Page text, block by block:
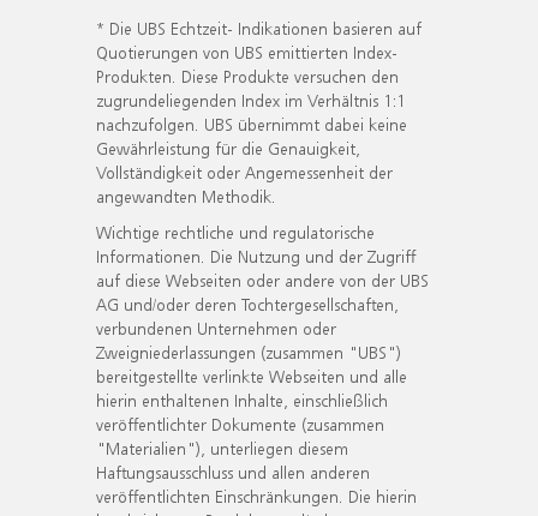
* Die UBS Echtzeit- Indikationen basieren auf
Quotierungen von UBS emittierten Index-
Produkten. Diese Produkte versuchen den
zugrundeliegenden Index im Verhältnis 1:1
nachzufolgen. UBS übernimmt dabei keine
Gewährleistung für die Genauigkeit,
Vollständigkeit oder Angemessenheit der
angewandten Methodik.
Wichtige rechtliche und regulatorische
Informationen. Die Nutzung und der Zugriff
auf diese Webseiten oder andere von der UBS
AG und/oder deren Tochtergesellschaften,
verbundenen Unternehmen oder
Zweigniederlassungen (zusammen "UBS")
bereitgestellte verlinkte Webseiten und alle
hierin enthaltenen Inhalte, einschließlich
veröffentlichter Dokumente (zusammen
"Materialien"), unterliegen diesem
Haftungsausschluss und allen anderen
veröffentlichten Einschränkungen. Die hierin